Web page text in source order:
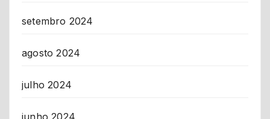
setembro 2024
agosto 2024
julho 2024